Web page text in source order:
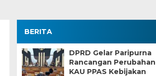
BERITA
DPRD Gelar Paripurna
Rancangan Perubahan
KAU PPAS Kebijakan